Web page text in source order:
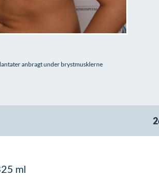
anbragt under brystmusklerne
ml